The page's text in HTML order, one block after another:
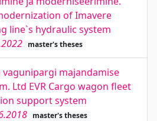
of Imavere
line`s hydraulic system
master's theses
vagunipargi majandamise
Ltd EVR Cargo wagon fleet
support system
master's theses